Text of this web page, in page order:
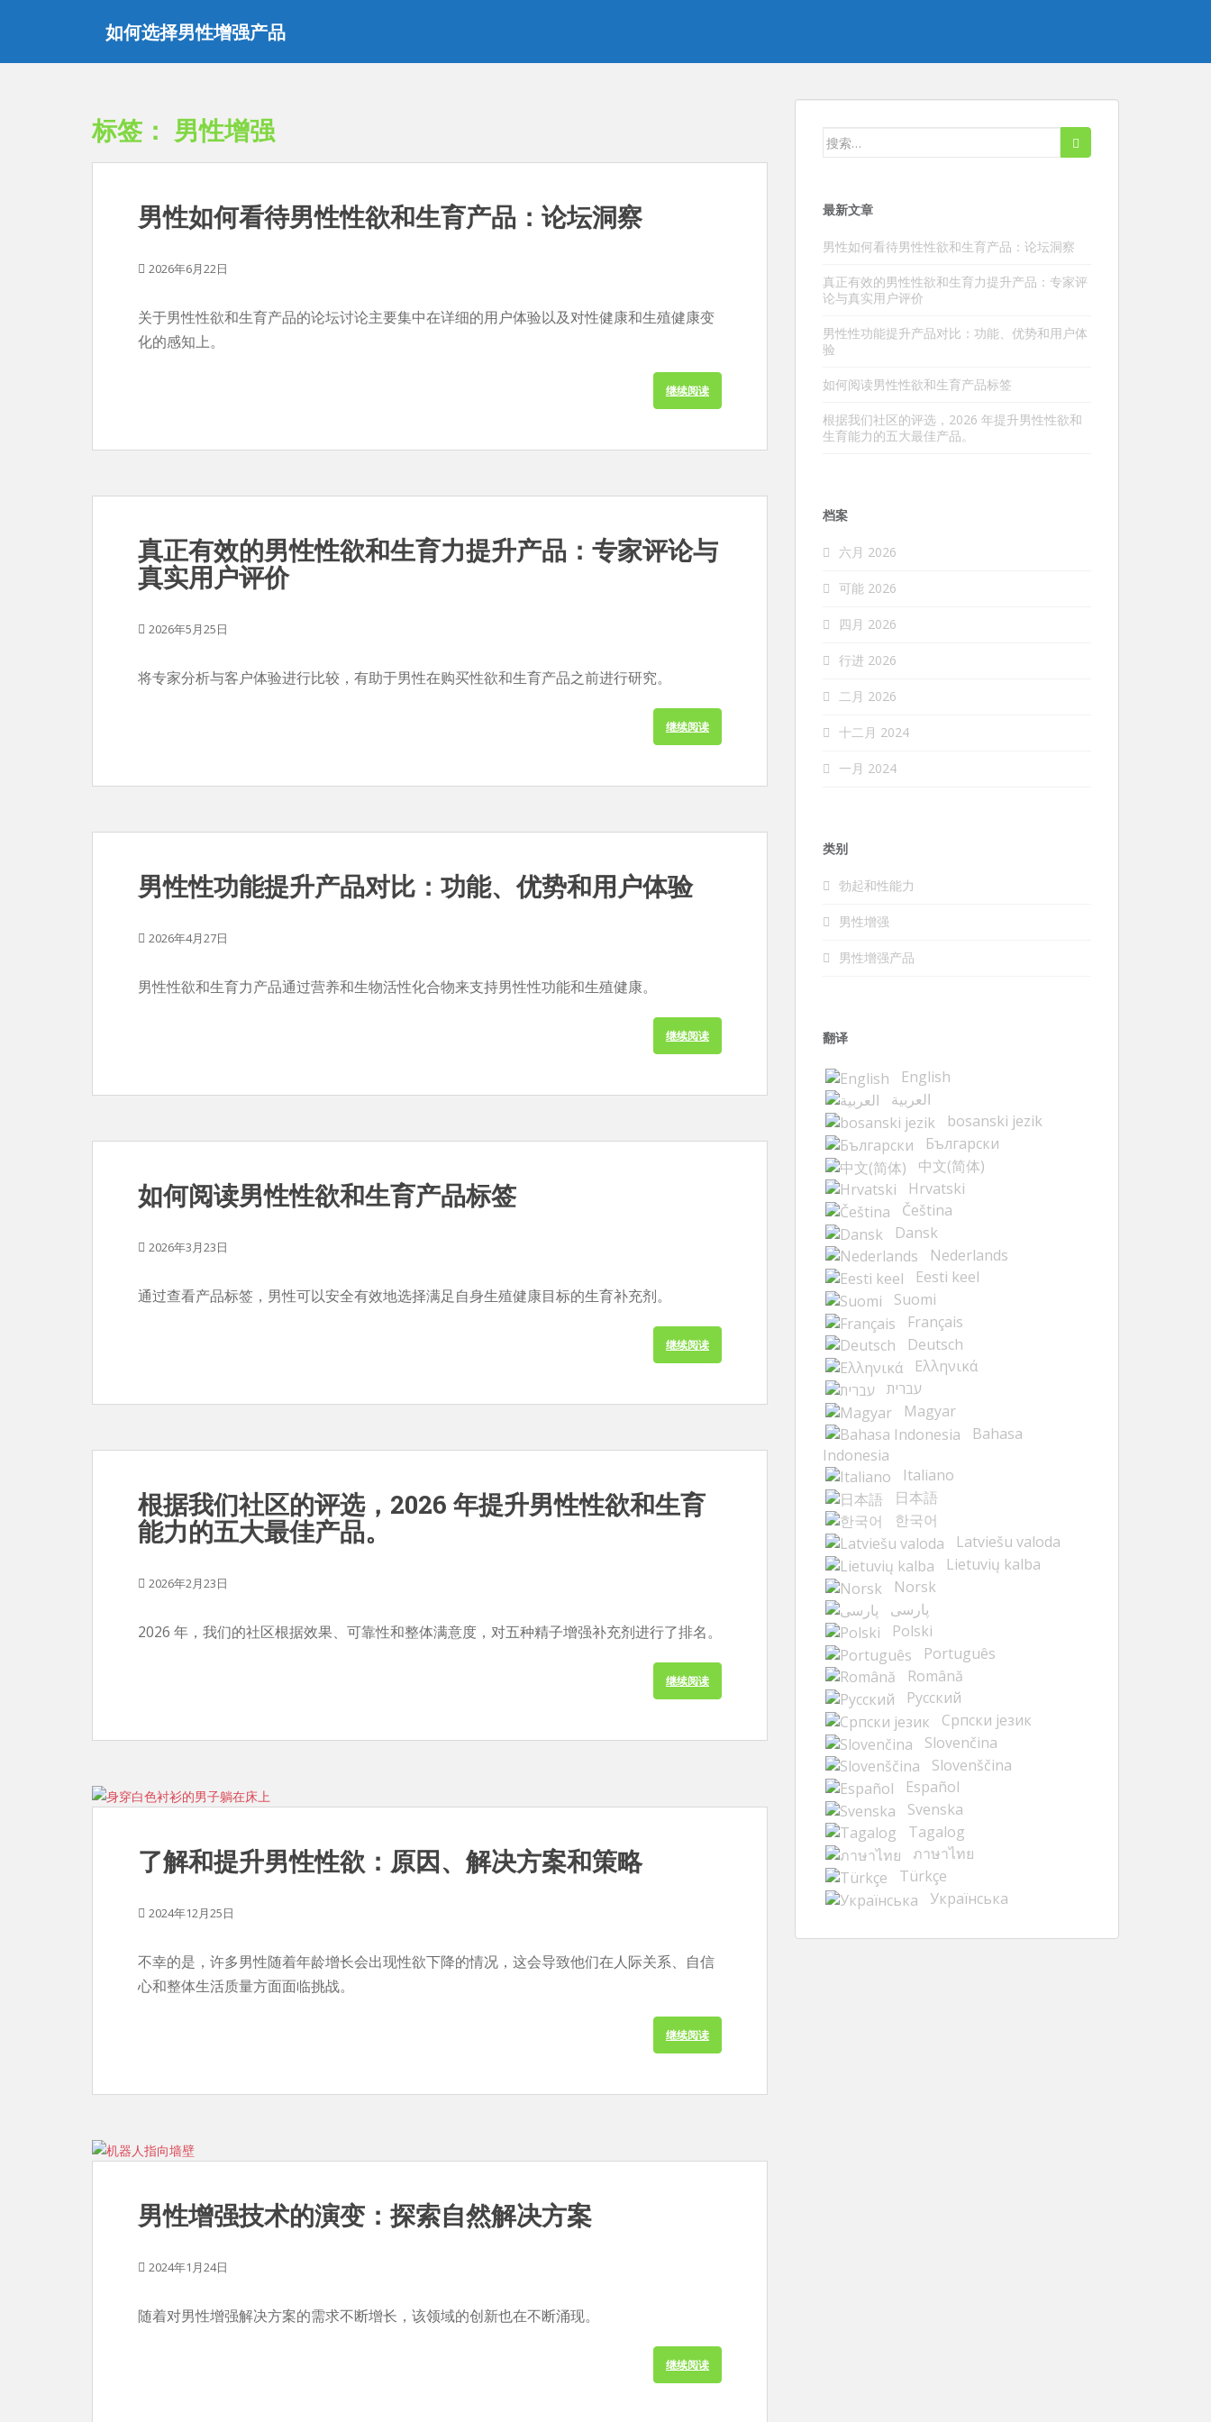
如何选择男性增强产品
标签： 男性增强
男性如何看待男性性欲和生育产品：论坛洞察
2026年6月22日
关于男性性欲和生育产品的论坛讨论主要集中在详细的用户体验以及对性健康和生殖健康变
化的感知上。
继续阅读
真正有效的男性性欲和生育力提升产品：专家评论与
真实用户评价
2026年5月25日
将专家分析与客户体验进行比较，有助于男性在购买性欲和生育产品之前进行研究。
继续阅读
男性性功能提升产品对比：功能、优势和用户体验
2026年4月27日
男性性欲和生育力产品通过营养和生物活性化合物来支持男性性功能和生殖健康。
继续阅读
如何阅读男性性欲和生育产品标签
2026年3月23日
通过查看产品标签，男性可以安全有效地选择满足自身生殖健康目标的生育补充剂。
继续阅读
根据我们社区的评选，2026 年提升男性性欲和生育
能力的五大最佳产品。
2026年2月23日
2026 年，我们的社区根据效果、可靠性和整体满意度，对五种精子增强补充剂进行了排名。
继续阅读
了解和提升男性性欲：原因、解决方案和策略
2024年12月25日
不幸的是，许多男性随着年龄增长会出现性欲下降的情况，这会导致他们在人际关系、自信
心和整体生活质量方面面临挑战。
继续阅读
男性增强技术的演变：探索自然解决方案
2024年1月24日
随着对男性增强解决方案的需求不断增长，该领域的创新也在不断涌现。
继续阅读
搜
最新文章
男性如何看待男性性欲和生育产品：论坛洞察
真正有效的男性性欲和生育力提升产品：专家评
论与真实用户评价
男性性功能提升产品对比：功能、优势和用户体
验
如何阅读男性性欲和生育产品标签
根据我们社区的评选，2026 年提升男性性欲和
生育能力的五大最佳产品。
档案
六月 2026
可能 2026
四月 2026
行进 2026
二月 2026
十二月 2024
一月 2024
类别
勃起和性能力
男性增强
男性增强产品
翻译
English
العربية
bosanski jezik
Български
中文(简体)
Hrvatski
Čeština
Dansk
Nederlands
Eesti keel
Suomi
Français
Deutsch
Ελληνικά
עברית
Magyar
Bahasa
Indonesia
Italiano
日本語
한국어
Latviešu valoda
Lietuvių kalba
Norsk
پارسی
Polski
Português
Română
Русский
Cрпски језик
Slovenčina
Slovenščina
Español
Svenska
Tagalog
ภาษาไทย
Türkçe
Українська